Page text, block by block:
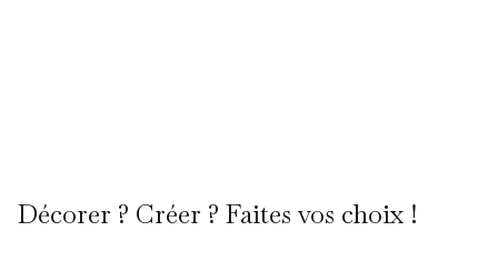
Décorer ? Créer ? Faites vos choix !